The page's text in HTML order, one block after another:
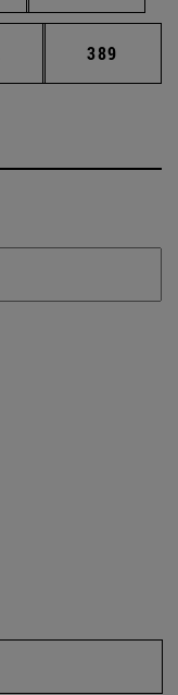
Páginas intermedias
Página
389